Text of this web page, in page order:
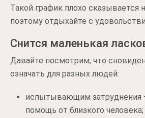
Такой график плохо сказывается
поэтому отдыхайте с
Снится маленькая
Давайте посмотрим, что
означать для разных людей:
испытывающим затруднения
помощь от близкого человека;